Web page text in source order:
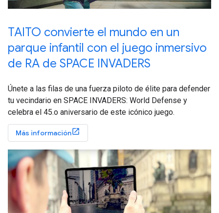
TAITO convierte el mundo en un
parque infantil con el juego inmersivo
de RA de SPACE INVADERS
Únete a las filas de una fuerza piloto de élite para defender
tu vecindario en SPACE INVADERS: World Defense y
celebra el 45.o aniversario de este icónico juego.
Más información